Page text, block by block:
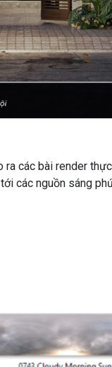
các bài render
các nguồn sáng